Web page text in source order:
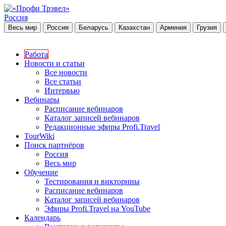
Россия
Весь мир Россия Беларусь Казахстан Армения Грузия
Работа
Новости и статьи
Все новости
Все статьи
Интервью
Вебинары
Расписание вебинаров
Каталог записей вебинаров
Редакционные эфиры Profi.Travel
TourWiki
Поиск партнёров
Россия
Весь мир
Обучение
Тестирования и викторины
Расписание вебинаров
Каталог записей вебинаров
Эфиры Profi.Travel на YouTube
Календарь